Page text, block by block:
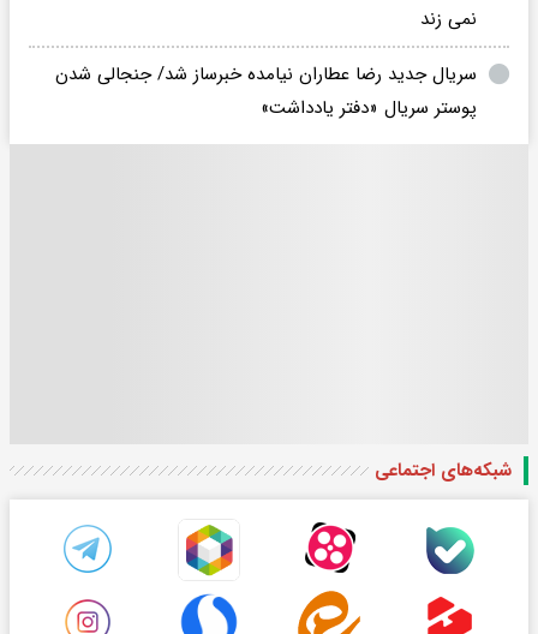
نمی زند
سریال جدید رضا عطاران نیامده خبرساز شد/ جنجالی شدن
پوستر سریال «دفتر یادداشت»
شبکه‌های اجتماعی